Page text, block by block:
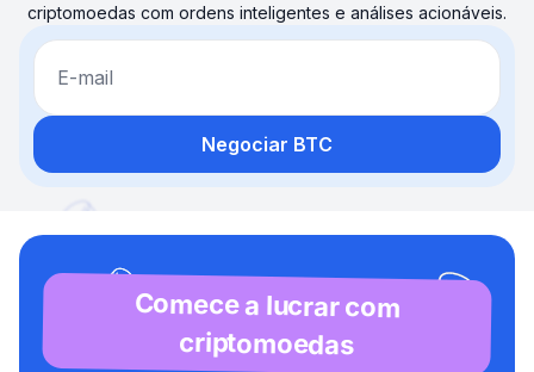
criptomoedas com ordens inteligentes e análises acionáveis.
E-mail
Negociar BTC
Comece a lucrar com
criptomoedas